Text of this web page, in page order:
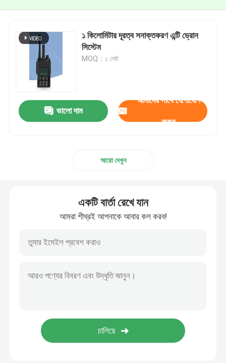
১ কিলোমিটার দূরত্ব সনাক্তকরণ এন্টি ড্রোন
সিস্টেম
MOQ：১ সেট
ভালো দাম
আমাদের সাথে যোগাযোগ
করুন
আরো দেখুন
একটি বার্তা রেখে যান
আমরা শীঘ্রই আপনাকে আবার কল করব!